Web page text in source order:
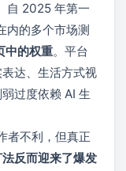
自 2025 年第一
内的多个市场测
中的权重。平台
达、生活方式视
过度依赖 AI 生
者不利，但真正
反而迎来了爆发